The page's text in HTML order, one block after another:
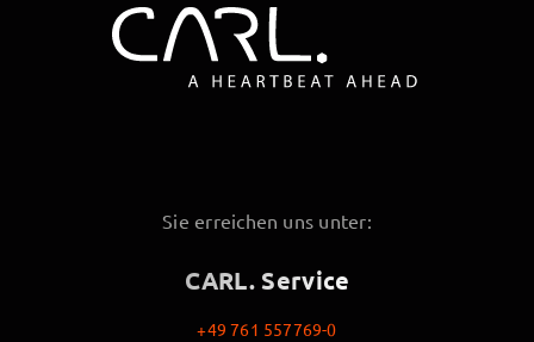
Sie erreichen uns unter:
CARL. Service
+49 761 557769-0